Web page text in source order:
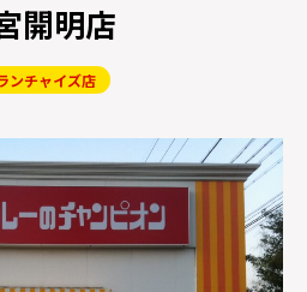
開明店
ンチャイズ店